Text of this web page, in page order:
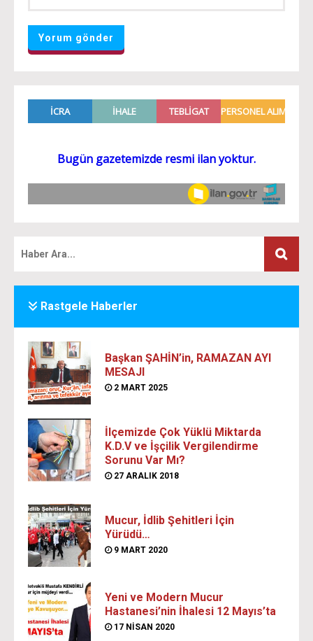
Rastgele Haberler
Başkan ŞAHİN’in, RAMAZAN AYI
MESAJI
2 MART 2025
İlçemizde Çok Yüklü Miktarda
K.D.V ve İşçilik Vergilendirme
Sorunu Var Mı?
27 ARALIK 2018
Mucur, İdlib Şehitleri İçin
Yürüdü…
9 MART 2020
Yeni ve Modern Mucur
Hastanesi’nin İhalesi 12 Mayıs’ta
17 NISAN 2020